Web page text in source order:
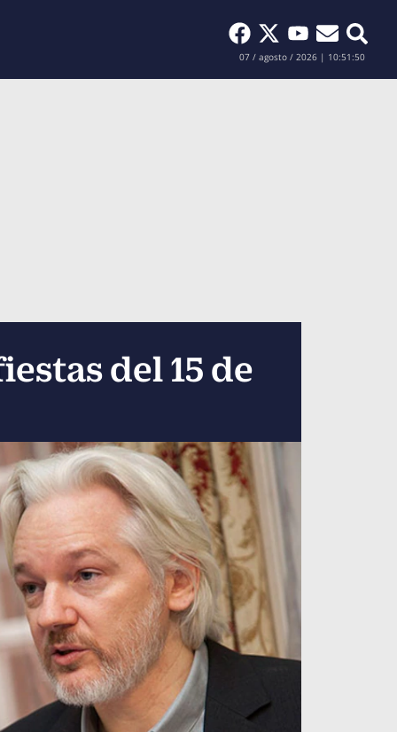
Buscar
07 / agosto / 2026 | 10:51:52
del 15 de